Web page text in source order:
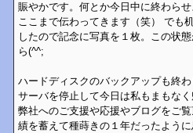
賑やかです。何とか今日中に終わら
ここまで伝わってきます（笑） でも
したので記念に写真を１枚。この状
ら(^^;
ハードディスクのバックアップも終
サーバを停止して今日は私もまもな
弊社へのご支援や応援やブログをご
績を蓄えて種蒔きの１年だったよう